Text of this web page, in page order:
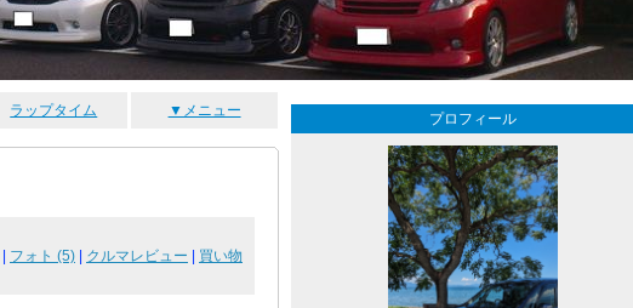
ラップタイム ▼メニュー
フォト (5) クルマレビュー
買い物
プロフィール